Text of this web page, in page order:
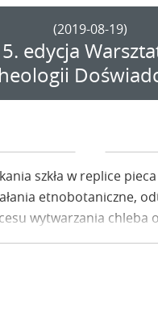
(2019-08-19)
edycja
szkła w replice
etnobotaniczne,
wytwarzania chleba
surowców